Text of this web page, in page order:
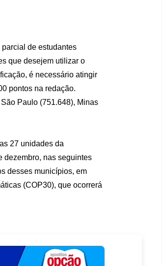
de estudantes
que desejem utilizar o
é necessário atingir
pontos na redação.
Paulo (751.648), Minas
27 unidades da
dezembro, nas seguintes
desses municípios, em
(COP30), que ocorrerá